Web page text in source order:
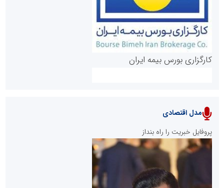
پایگاه خبری نهضت ملی مسکن
کارگزاری بورس بیمه ایران
مدل اقتصادی
پروفایل خبریت را راه بنداز